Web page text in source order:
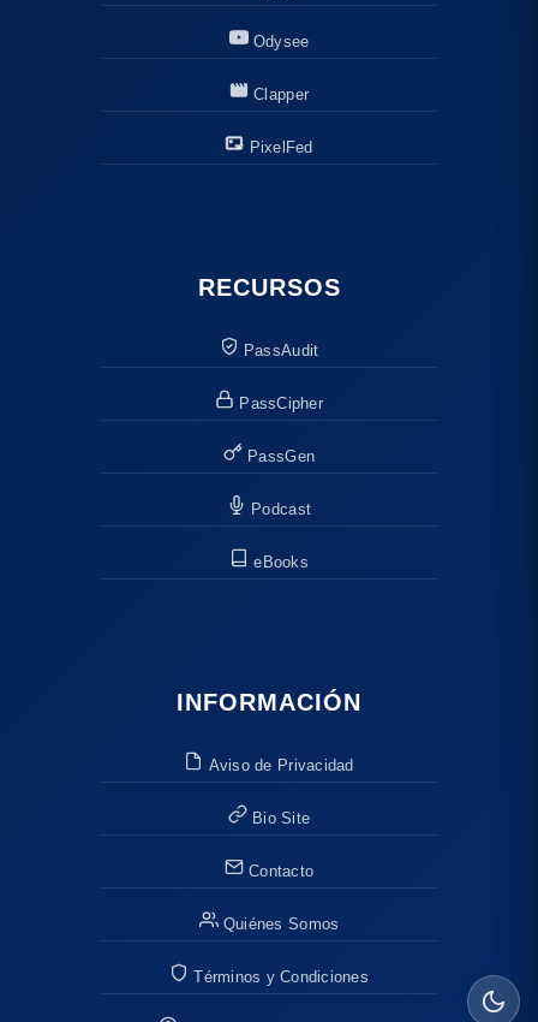
Odysee
Clapper
PixelFed
RECURSOS
PassAudit
PassCipher
PassGen
Podcast
eBooks
INFORMACIÓN
Aviso de Privacidad
Bio Site
Contacto
Quiénes Somos
Términos y Condiciones